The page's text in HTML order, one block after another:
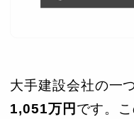
大手建設会社の一つ
1,051万円 です。